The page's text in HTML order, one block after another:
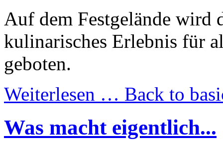
Auf dem Festgelände wird
kulinarisches Erlebnis für
geboten.
Weiterlesen … Back to
Was macht eigentlich...